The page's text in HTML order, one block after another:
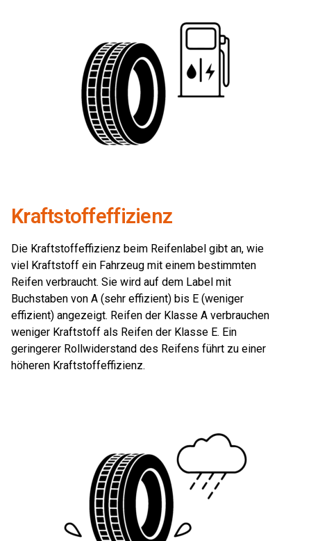
Kraftstoffeffizienz
Die Kraftstoffeffizienz beim Reifenlabel gibt an, wie
viel Kraftstoff ein Fahrzeug mit einem bestimmten
Reifen verbraucht. Sie wird auf dem Label mit
Buchstaben von A (sehr effizient) bis E (weniger
effizient) angezeigt. Reifen der Klasse A verbrauchen
weniger Kraftstoff als Reifen der Klasse E. Ein
geringerer Rollwiderstand des Reifens führt zu einer
höheren Kraftstoffeffizienz.